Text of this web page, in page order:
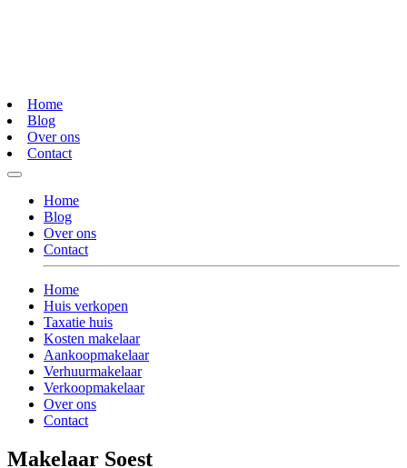
Home
Blog
Over ons
Contact
Home
Blog
Over ons
Contact
Home
Huis verkopen
Taxatie huis
Kosten makelaar
Aankoopmakelaar
Verhuurmakelaar
Verkoopmakelaar
Over ons
Contact
Makelaar Soest